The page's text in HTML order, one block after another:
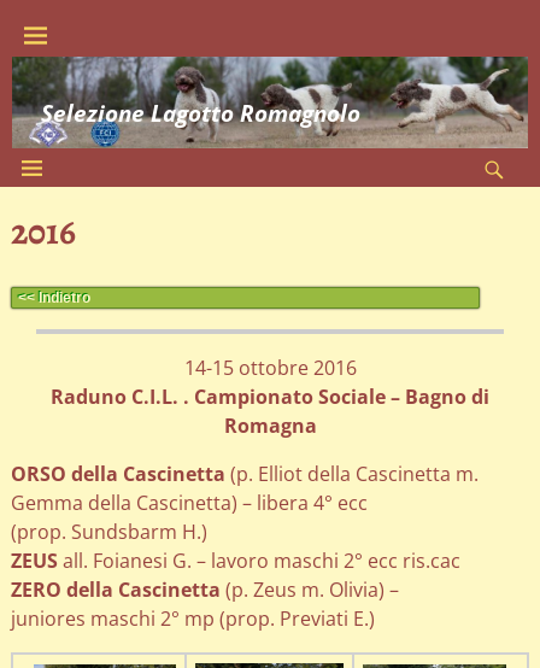
Selezione Lagotto Romagnolo
2016
<< Indietro
14-15 ottobre 2016
Raduno C.I.L. . Campionato Sociale – Bagno di
Romagna
ORSO della Cascinetta (p. Elliot della Cascinetta m.
Gemma della Cascinetta) – libera 4° ecc
(prop. Sundsbarm H.)
ZEUSall. Foianesi G. – lavoro maschi 2° ecc ris.cac
ZERO della Cascinetta (p. Zeus m. Olivia) –
juniores maschi 2° mp (prop. Previati E.)